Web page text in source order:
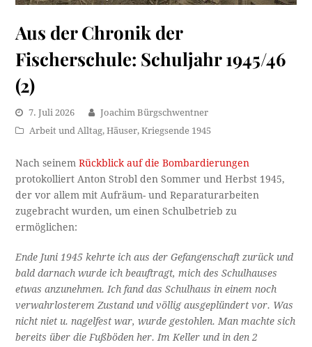
Aus der Chronik der
Fischerschule: Schuljahr 1945/46
(2)
7. Juli 2026
Joachim Bürgschwentner
Arbeit und Alltag,Häuser,Kriegsende 1945
Nach seinemRückblick auf die Bombardierungen
protokolliert Anton Strobl den Sommer und Herbst 1945,
der vor allem mit Aufräum- und Reparaturarbeiten
zugebracht wurden, um einen Schulbetrieb zu
ermöglichen:
Ende Juni 1945 kehrte ich aus der Gefangenschaft zurück und
bald darnach wurde ich beauftragt, mich des Schulhauses
etwas anzunehmen. Ich fand das Schulhaus in einem noch
verwahrlosterem Zustand und völlig ausgeplündert vor. Was
nicht niet u. nagelfest war, wurde gestohlen. Man machte sich
bereits über die Fußböden her. Im Keller und in den 2